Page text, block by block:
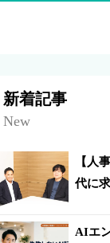
新着記事
New
【人
代に
は？
の条件
AIエ